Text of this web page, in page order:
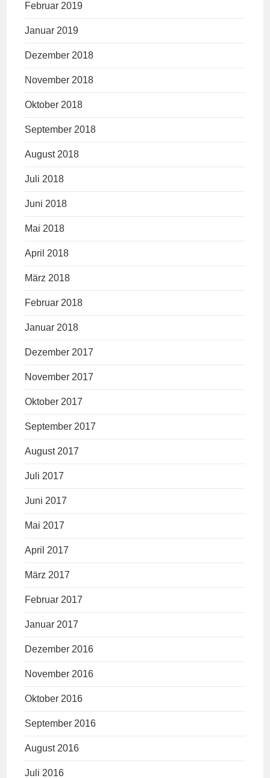
Februar 2019
Januar 2019
Dezember 2018
November 2018
Oktober 2018
September 2018
August 2018
Juli 2018
Juni 2018
Mai 2018
April 2018
März 2018
Februar 2018
Januar 2018
Dezember 2017
November 2017
Oktober 2017
September 2017
August 2017
Juli 2017
Juni 2017
Mai 2017
April 2017
März 2017
Februar 2017
Januar 2017
Dezember 2016
November 2016
Oktober 2016
September 2016
August 2016
Juli 2016